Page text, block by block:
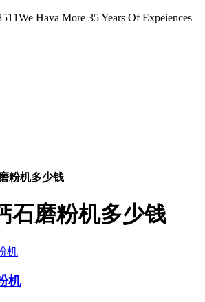
We Hava More 35 Years Of Expeiences
粉机多少钱
石磨粉机多少钱
机